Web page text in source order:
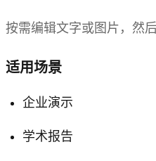
按需编辑文字或图片，然
适用场景
企业演示
学术报告